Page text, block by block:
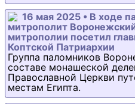
16 мая 2025 • В ходе
митрополит
митрополии посетил
Коптской Патриархии
Группа паломников
составе монашеской
Православной Церкви
местам Египта.